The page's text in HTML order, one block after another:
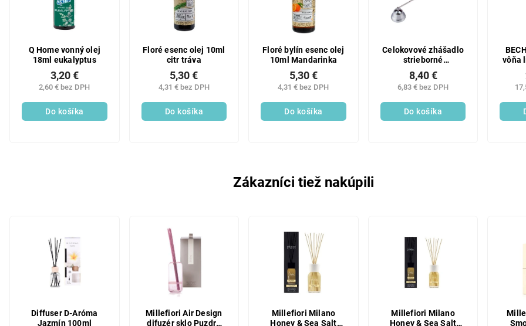
Q Home vonný olej
18ml eukalyptus
2,60 € bez DPH
3,20 €
Do košíka
Floré esenc olej 10ml
citr tráva
4,31 € bez DPH
5,30 €
Do košíka
Floré bylín esenc olej
10ml Mandarinka
4,31 € bez DPH
5,30 €
Do košíka
Celokovové zhášadlo
strieborné
240x38x38mm
6,83 € bez DPH
8,40 €
Do košíka
vôňa
Zákazníci tiež nakúpili
Diffuser D-Aróma
Jazmín 100ml
Millefiori Air Design
difuzér sklo Puzdro
Millefiori Milano
Honey & Sea Salt
Millefiori Milano
Honey & Sea Salt